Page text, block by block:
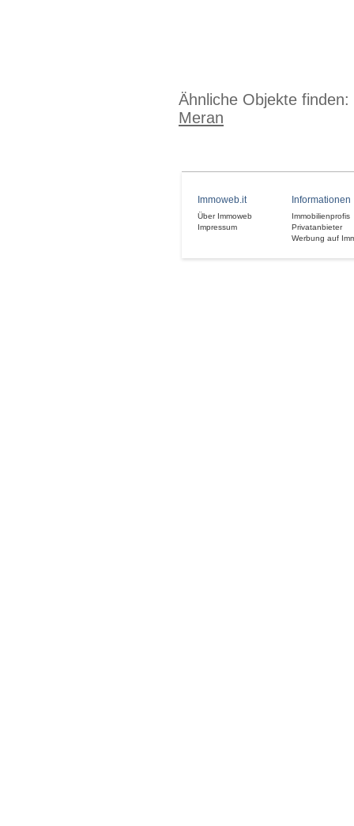
Ähnliche Objekte finden:
Meran
Immoweb.it
Über Immoweb
Impressum
Informationen
Immobilienprofis
Privatanbieter
Werbung auf